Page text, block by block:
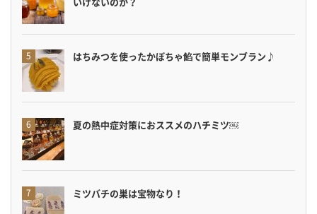
はちみつを使ったかぼちゃ餡で簡単モンブラン♪
夏の熱中症対策におススメのハチミツ￼
ミツバチの巣は宝物なり！